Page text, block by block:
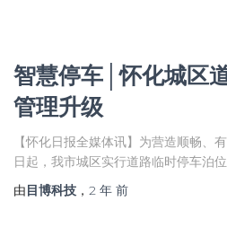
智慧停车│怀化城区
管理升级
【怀化日报全媒体讯】为营造顺畅、
日起，我市城区实行道路临时停车泊
由目博科技 ， 2 年 前